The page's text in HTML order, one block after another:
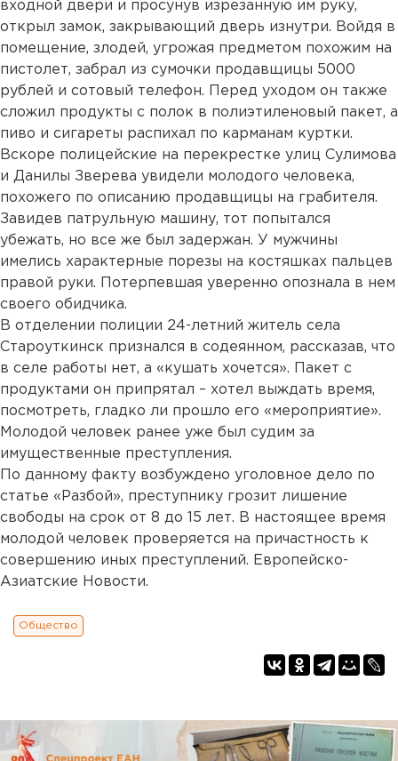
входной двери и просунув изрезанную им руку,
открыл замок, закрывающий дверь изнутри. Войдя в
помещение, злодей, угрожая предметом похожим на
пистолет, забрал из сумочки продавщицы 5000
рублей и сотовый телефон. Перед уходом он также
сложил продукты с полок в полиэтиленовый пакет, а
пиво и сигареты распихал по карманам куртки.
Вскоре полицейские на перекрестке улиц Сулимова
и Данилы Зверева увидели молодого человека,
похожего по описанию продавщицы на грабителя.
Завидев патрульную машину, тот попытался
убежать, но все же был задержан. У мужчины
имелись характерные порезы на костяшках пальцев
правой руки. Потерпевшая уверенно опознала в нем
своего обидчика.
В отделении полиции 24-летний житель села
Староуткинск признался в содеянном, рассказав, что
в селе работы нет, а «кушать хочется». Пакет с
продуктами он припрятал – хотел выждать время,
посмотреть, гладко ли прошло его «мероприятие».
Молодой человек ранее уже был судим за
имущественные преступления.
По данному факту возбуждено уголовное дело по
статье «Разбой», преступнику грозит лишение
свободы на срок от 8 до 15 лет. В настоящее время
молодой человек проверяется на причастность к
совершению иных преступлений. Европейско-
Азиатские Новости.
Общество